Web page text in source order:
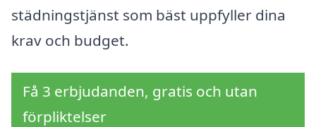
städningstjänst som bäst uppfyller dina
krav och budget.
Få 3 erbjudanden, gratis och utan
förpliktelser